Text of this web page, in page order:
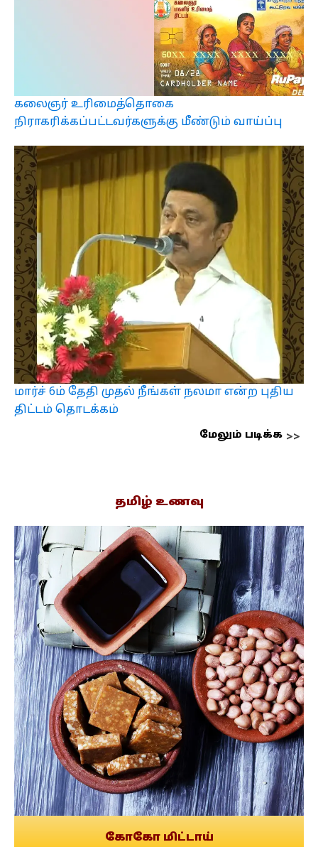
கலைஞர் உரிமைத்தொகை
நிராகரிக்கப்பட்டவர்களுக்கு மீண்டும் வாய்ப்பு
மார்ச் 6ம் தேதி முதல் நீங்கள் நலமா என்ற புதிய
திட்டம் தொடக்கம்
மேலும் படிக்க
தமிழ் உணவு
கோகோ மிட்டாய்